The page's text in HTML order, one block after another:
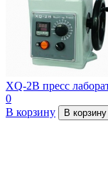
XQ-2B пресс
0
В корзину
В корзину